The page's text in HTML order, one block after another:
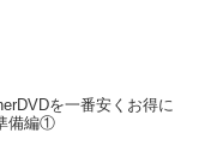
を一番安くお得に
備編①